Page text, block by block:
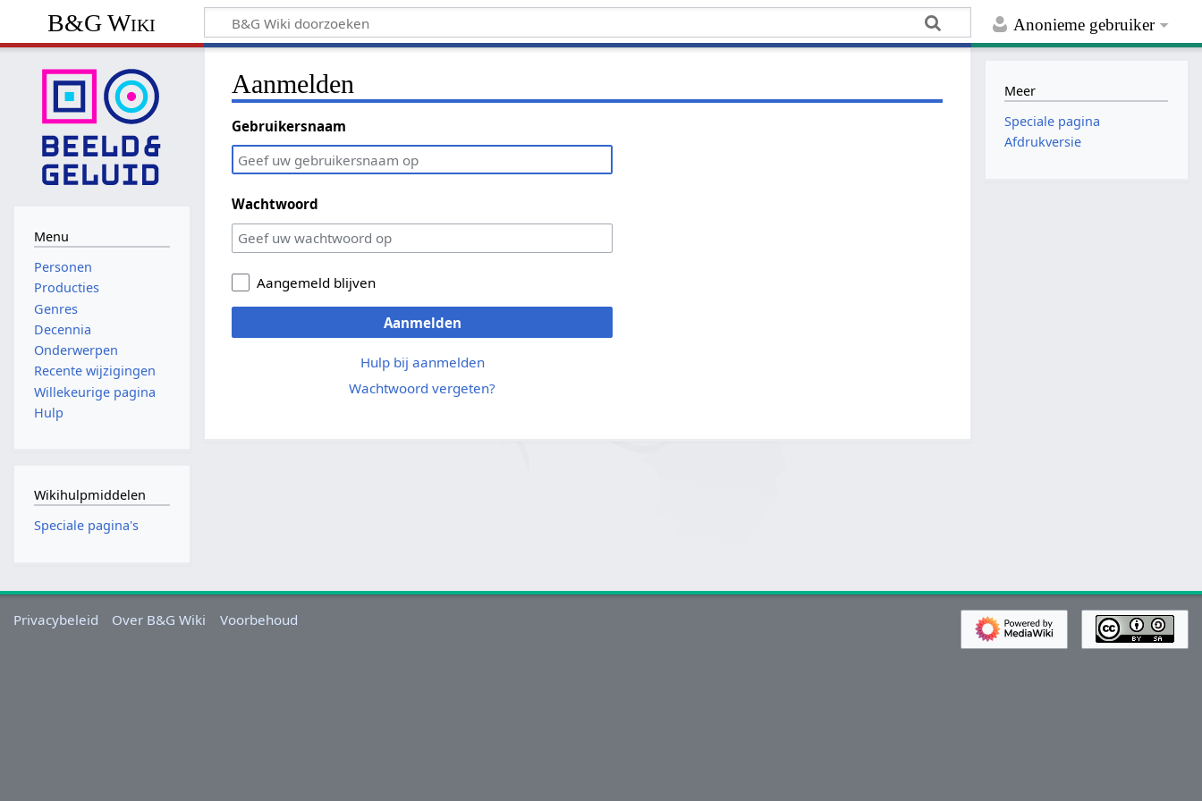
Anonieme gebruiker
B&G Wiki
Aanmelden
Gebruikersnaam
Wachtwoord
Aangemeld blijven
Aanmelden
Hulp bij aanmelden
Wachtwoord vergeten?
Menu
Personen
Producties
Genres
Decennia
Onderwerpen
Recente wijzigingen
Willekeurige pagina
Hulp
Wikihulpmiddelen
Speciale pagina's
Meer
Speciale pagina
Afdrukversie
Privacybeleid Over B&G Wiki Voorbehoud